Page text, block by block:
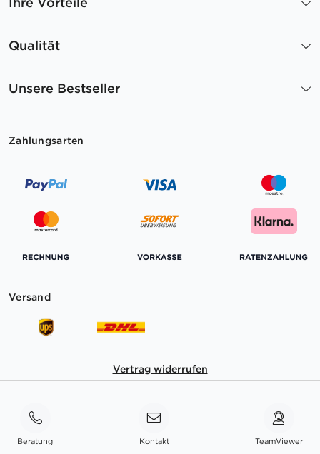
Qualität
Unsere Bestseller
Zahlungsarten
Versand
Vertrag widerrufen
Beratung Kontakt TeamViewer